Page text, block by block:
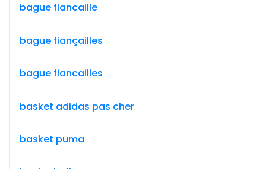
bague fiancaille
bague fiançailles
bague fiancailles
basket adidas pas cher
basket puma